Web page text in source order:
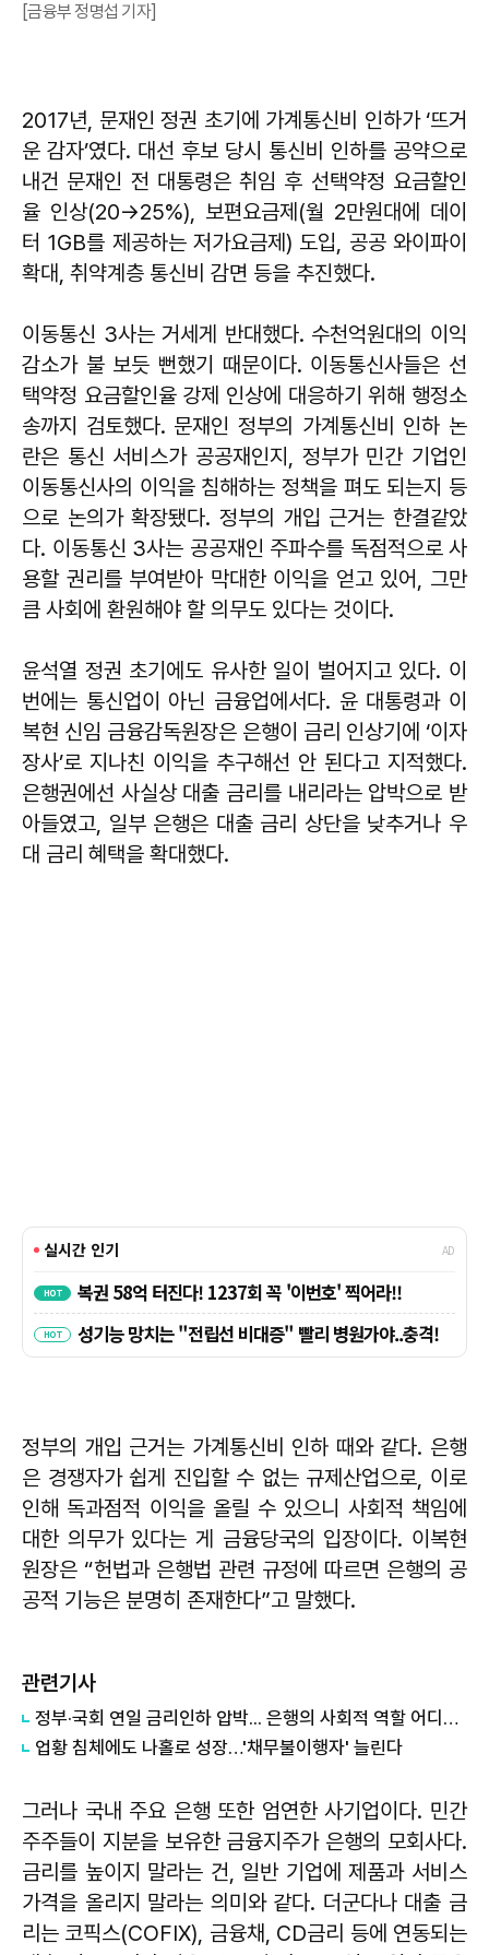
[금융부 정명섭 기자]
2017년, 문재인 정권 초기에 가계통신비 인하가 ‘뜨거
운 감자’였다. 대선 후보 당시 통신비 인하를 공약으로
내건 문재인 전 대통령은 취임 후 선택약정 요금할인
율 인상(20→25%), 보편요금제(월 2만원대에 데이
터 1GB를 제공하는 저가요금제) 도입, 공공 와이파이
확대, 취약계층 통신비 감면 등을 추진했다.
이동통신 3사는 거세게 반대했다. 수천억원대의 이익
감소가 불 보듯 뻔했기 때문이다. 이동통신사들은 선
택약정 요금할인율 강제 인상에 대응하기 위해 행정소
송까지 검토했다. 문재인 정부의 가계통신비 인하 논
란은 통신 서비스가 공공재인지, 정부가 민간 기업인
이동통신사의 이익을 침해하는 정책을 펴도 되는지 등
으로 논의가 확장됐다. 정부의 개입 근거는 한결같았
다. 이동통신 3사는 공공재인 주파수를 독점적으로 사
용할 권리를 부여받아 막대한 이익을 얻고 있어, 그만
큼 사회에 환원해야 할 의무도 있다는 것이다.
윤석열 정권 초기에도 유사한 일이 벌어지고 있다. 이
번에는 통신업이 아닌 금융업에서다. 윤 대통령과 이
복현 신임 금융감독원장은 은행이 금리 인상기에 ‘이자
장사’로 지나친 이익을 추구해선 안 된다고 지적했다.
은행권에선 사실상 대출 금리를 내리라는 압박으로 받
아들였고, 일부 은행은 대출 금리 상단을 낮추거나 우
대 금리 혜택을 확대했다.
정부의 개입 근거는 가계통신비 인하 때와 같다. 은행
은 경쟁자가 쉽게 진입할 수 없는 규제산업으로, 이로
인해 독과점적 이익을 올릴 수 있으니 사회적 책임에
대한 의무가 있다는 게 금융당국의 입장이다. 이복현
원장은 “헌법과 은행법 관련 규정에 따르면 은행의 공
공적 기능은 분명히 존재한다”고 말했다.
관련기사
정부·국회 연일 금리인하 압박... 은행의 사회적 역할 어디까지
업황 침체에도 나홀로 성장…'채무불이행자' 늘린다
그러나 국내 주요 은행 또한 엄연한 사기업이다. 민간
주주들이 지분을 보유한 금융지주가 은행의 모회사다.
금리를 높이지 말라는 건, 일반 기업에 제품과 서비스
가격을 올리지 말라는 의미와 같다. 더군다나 대출 금
리는 코픽스(COFIX), 금융채, CD금리 등에 연동되는